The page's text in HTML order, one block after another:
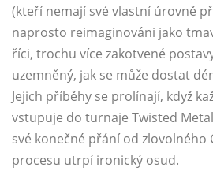
(kteří nemají své vlastní úrovně
naprosto reimaginováni jako
říci, trochu více zakotvené
uzemněný, jak se může dostat
Jejich příběhy se prolínají, když
vstupuje do turnaje Twisted
své konečné přání od zlovolného
procesu utrpí ironický osud.